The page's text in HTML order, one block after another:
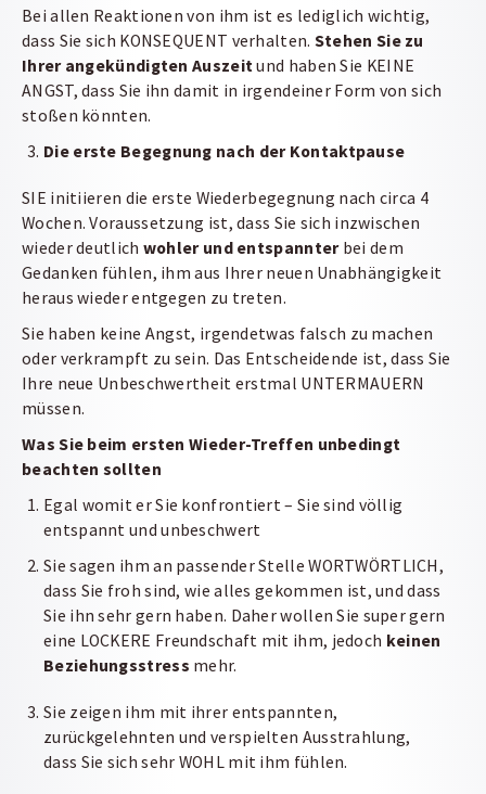
Bei allen Reaktionen von ihm ist es lediglich wichtig,
dass Sie sich KONSEQUENT verhalten. Stehen Sie zu
Ihrer angekündigten Auszeitund haben Sie KEINE
ANGST, dass Sie ihn damit in irgendeiner Form von sich
stoßen könnten.
Die erste Begegnung nach der Kontaktpause
SIE initiieren die erste Wiederbegegnung nach circa 4
Wochen. Voraussetzung ist, dass Sie sich inzwischen
wieder deutlich wohler und entspannter bei dem
Gedanken fühlen, ihm aus Ihrer neuen Unabhängigkeit
heraus wieder entgegen zu treten.
Sie haben keine Angst, irgendetwas falsch zu machen
oder verkrampft zu sein. Das Entscheidende ist, dass Sie
Ihre neue Unbeschwertheit erstmal UNTERMAUERN
müssen.
Was Sie beim ersten Wieder-Treffen unbedingt
beachten sollten
Egal womit er Sie konfrontiert – Sie sind völlig
entspannt und unbeschwert
Sie sagen ihm an passender Stelle WORTWÖRTLICH,
dass Sie froh sind, wie alles gekommen ist, und dass
Sie ihn sehr gern haben. Daher wollen Sie super gern
eine LOCKERE Freundschaft mit ihm, jedoch keinen
Beziehungsstress mehr.
Sie zeigen ihm mit ihrer entspannten,
zurückgelehnten und verspielten Ausstrahlung,
dass Sie sich sehr WOHL mit ihm fühlen.